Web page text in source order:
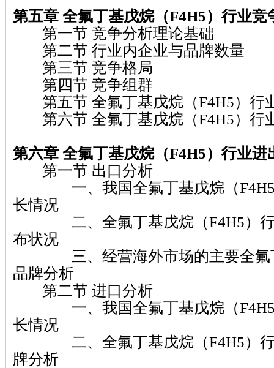
第五章 全氟丁基戊烷（F4H5）行业竞
第一节 竞争分析理论基础
第二节 行业内企业与品牌数量
第三节 竞争格局
第四节 竞争组群
第五节 全氟丁基戊烷（F4H5）行
第六节 全氟丁基戊烷（F4H5）行
第六章 全氟丁基戊烷（F4H5）行业进
第一节 出口分析
一、我国全氟丁基戊烷（F4H5
长情况
二、全氟丁基戊烷（F4H5）行
布状况
三、经营海外市场的主要全氟丁
品牌分析
第二节 进口分析
一、我国全氟丁基戊烷（F4H5
长情况
二、全氟丁基戊烷（F4H5）行
牌分析